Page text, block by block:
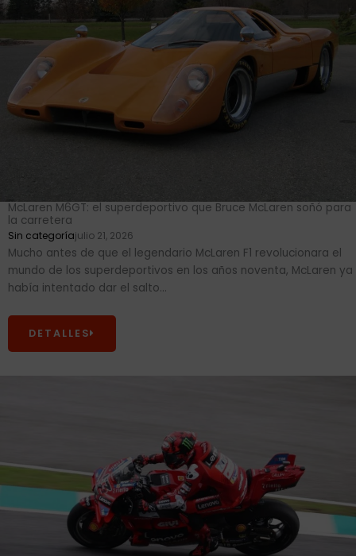
McLaren M6GT: el superdeportivo que Bruce McLaren soñó para
la carretera
Sin categoríajulio 21, 2026
Mucho antes de que el legendario McLaren F1 revolucionara el
mundo de los superdeportivos en los años noventa, McLaren ya
había intentado dar el salto...
DETALLES